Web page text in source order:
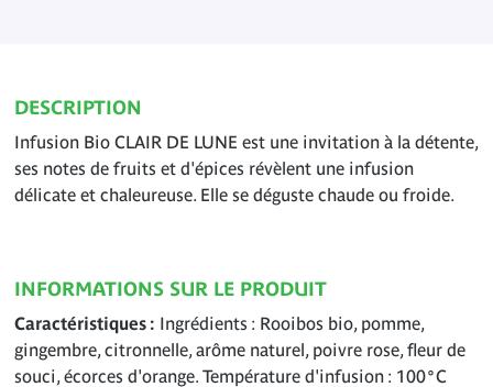
DESCRIPTION
Infusion Bio CLAIR DE LUNE est une invitation à la détente,
ses notes de fruits et d'épices révèlent une infusion
délicate et chaleureuse. Elle se déguste chaude ou froide.
INFORMATIONS SUR LE PRODUIT
Caractéristiques
Ingrédients : Rooibos bio, pomme,
gingembre, citronnelle, arôme naturel, poivre rose, fleur de
souci, écorces d'orange. Température d'infusion : 100°C